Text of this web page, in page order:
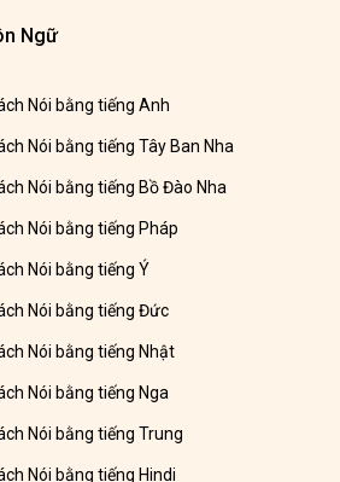
Ngữ
Nói bằng tiếng Anh
Nói bằng tiếng Tây Ban Nha
Nói bằng tiếng Bồ Đào Nha
Nói bằng tiếng Pháp
Nói bằng tiếng Ý
Nói bằng tiếng Đức
Nói bằng tiếng Nhật
Nói bằng tiếng Nga
Nói bằng tiếng Trung
Nói bằng tiếng Hindi